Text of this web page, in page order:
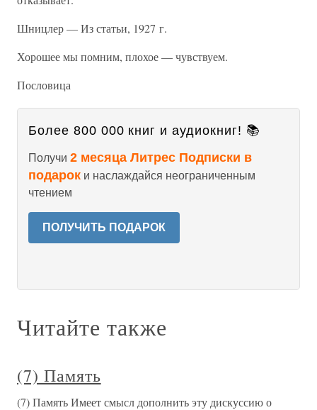
Шницлер — Из статьи, 1927 г.
Хорошее мы помним, плохое — чувствуем.
Пословица
Более 800 000 книг и аудиокниг! 📚
Получи 2 месяца Литрес Подписки в
подарок и наслаждайся неограниченным
чтением
ПОЛУЧИТЬ ПОДАРОК
Читайте также
(7) Память
(7) Память Имеет смысл дополнить эту дискуссию о